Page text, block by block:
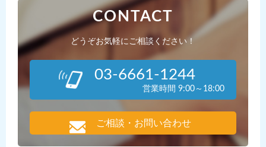
CONTACT
どうぞお気軽にご相談ください！
03-6661-1244
営業時間 9:00～18:00
ご相談・お問い合わせ